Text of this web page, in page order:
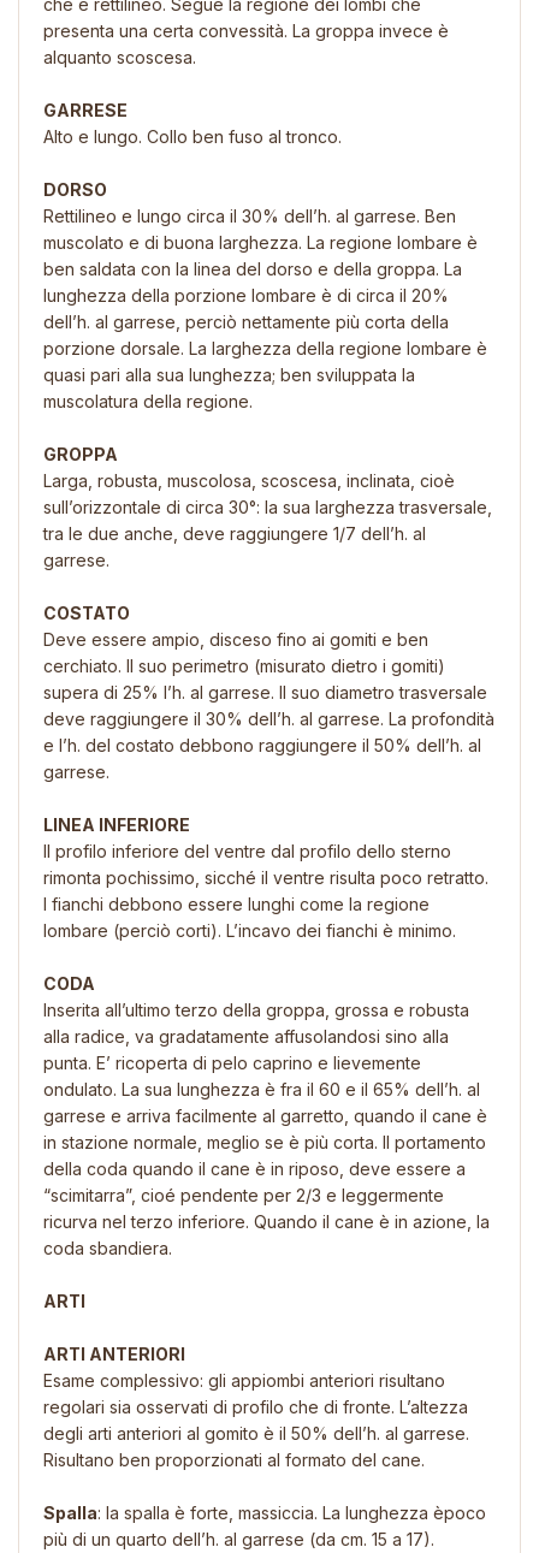
presenta una certa convessità. La groppa invece è
alquanto scoscesa.
GARRESE
Alto e lungo. Collo ben fuso al tronco.
DORSO
Rettilineo e lungo circa il 30% dell’h. al garrese. Ben
muscolato e di buona larghezza. La regione lombare è
ben saldata con la linea del dorso e della groppa. La
lunghezza della porzione lombare è di circa il 20%
dell’h. al garrese, perciò nettamente più corta della
porzione dorsale. La larghezza della regione lombare è
quasi pari alla sua lunghezza; ben sviluppata la
muscolatura della regione.
GROPPA
Larga, robusta, muscolosa, scoscesa, inclinata, cioè
sull’orizzontale di circa 30°: la sua larghezza trasversale,
tra le due anche, deve raggiungere 1/7 dell’h. al
garrese.
COSTATO
Deve essere ampio, disceso fino ai gomiti e ben
cerchiato. Il suo perimetro (misurato dietro i gomiti)
supera di 25% l’h. al garrese. Il suo diametro trasversale
deve raggiungere il 30% dell’h. al garrese. La profondità
e l’h. del costato debbono raggiungere il 50% dell’h. al
garrese.
LINEA INFERIORE
Il profilo inferiore del ventre dal profilo dello sterno
rimonta pochissimo, sicché il ventre risulta poco retratto.
I fianchi debbono essere lunghi come la regione
lombare (perciò corti). L’incavo dei fianchi è minimo.
CODA
Inserita all’ultimo terzo della groppa, grossa e robusta
alla radice, va gradatamente affusolandosi sino alla
punta. E’ ricoperta di pelo caprino e lievemente
ondulato. La sua lunghezza è fra il 60 e il 65% dell’h. al
garrese e arriva facilmente al garretto, quando il cane è
in stazione normale, meglio se è più corta. Il portamento
della coda quando il cane è in riposo, deve essere a
“scimitarra”, cioé pendente per 2/3 e leggermente
ricurva nel terzo inferiore. Quando il cane è in azione, la
coda sbandiera.
ARTI
ARTI ANTERIORI
Esame complessivo: gli appiombi anteriori risultano
regolari sia osservati di profilo che di fronte. L’altezza
degli arti anteriori al gomito è il 50% dell’h. al garrese.
Risultano ben proporzionati al formato del cane.
Spalla: la spalla è forte, massiccia. La lunghezza èpoco
più di un quarto dell’h. al garrese (da cm. 15 a 17).